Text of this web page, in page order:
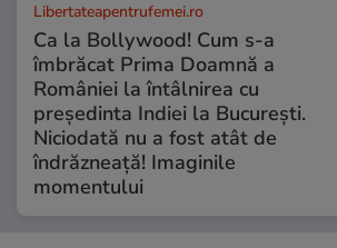
Libertateapentrufemei.ro
Ca la Bollywood! Cum s-a
îmbrăcat Prima Doamnă a
României la întâlnirea cu
președinta Indiei la București.
Niciodată nu a fost atât de
îndrăzneață! Imaginile
momentului